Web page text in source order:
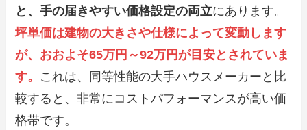
と、手の届きやすい価格設定の両立にあります。
坪単価は建物の大きさや仕様によって変動します
が、おおよそ65万円～92万円が目安とされていま
す。 これは、同等性能の大手ハウスメーカーと比
較すると、非常にコストパフォーマンスが高い価
格帯です。